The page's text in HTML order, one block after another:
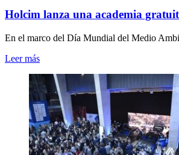
Holcim lanza una academia
En el marco del Día Mundial del Medio
Leer más